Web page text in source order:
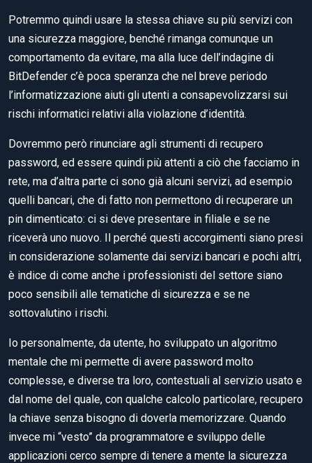
Potremmo quindi usare la stessa chiave su più servizi con
una sicurezza maggiore, benché rimanga comunque un
comportamento da evitare, ma alla luce dell’indagine di
BitDefender c’è poca speranza che nel breve periodo
l’informatizzazione aiuti gli utenti a consapevolizzarsi sui
rischi informatici relativi alla violazione d’identità.
Dovremmo però rinunciare agli strumenti di recupero
password, ed essere quindi più attenti a ciò che facciamo in
rete, ma d’altra parte ci sono già alcuni servizi, ad esempio
quelli bancari, che di fatto non permettono di recuperare un
pin dimenticato: ci si deve presentare in filiale e se ne
riceverà uno nuovo. Il perché questi accorgimenti siano presi
in considerazione solamente dai servizi bancari e pochi altri,
è indice di come anche i professionisti del settore siano
poco sensibili alle tematiche di sicurezza e se ne
sottovalutino i rischi.
Io personalmente, da utente, ho sviluppato un algoritmo
mentale che mi permette di avere password molto
complesse, e diverse tra loro, contestuali al servizio usato e
dal nome del quale, con qualche calcolo particolare, recupero
la chiave senza bisogno di doverla memorizzare. Quando
invece mi “vesto” da programmatore e sviluppo delle
applicazioni cerco sempre di tenere a mente la sicurezza